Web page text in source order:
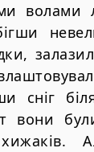
волами
сніг
вони